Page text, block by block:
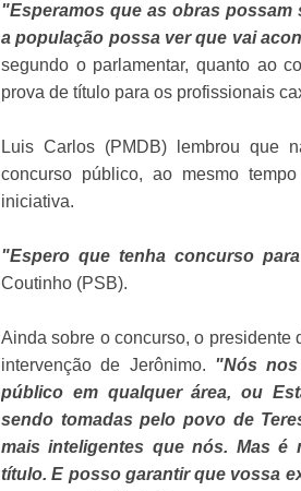
"Esperamos que as obras
a população possa ver que vai
segundo o parlamentar, quanto ao
prova de título para os profissionais
Luis Carlos (PMDB) lembrou que
concurso público, ao mesmo
iniciativa.
"Espero que tenha concurso
Coutinho (PSB).
Ainda sobre o concurso, o presidente
intervenção de Jerônimo. "Nós
público em qualquer área, ou
sendo tomadas pelo povo de
mais inteligentes que nós. Mas é
título. E posso garantir que vossa